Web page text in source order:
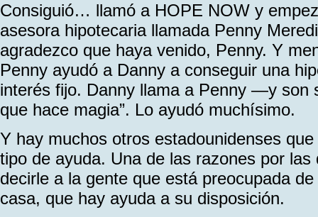
Consiguió… llamó a HOPE NOW y
asesora hipotecaria llamada Penny
agradezco que haya venido, Penny. Y
Penny ayudó a Danny a conseguir una
interés fijo. Danny llama a Penny —y son
que hace magia”. Lo ayudó muchísimo.
Y hay muchos otros estadounidenses
tipo de ayuda. Una de las razones por
decirle a la gente que está preocupada
casa, que hay ayuda a su disposición.